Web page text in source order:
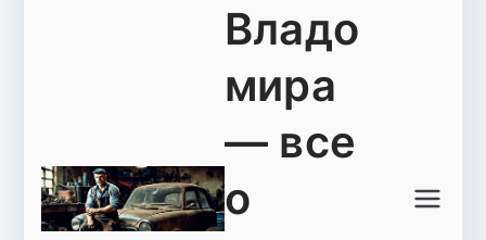
Владо
мира
— все
о